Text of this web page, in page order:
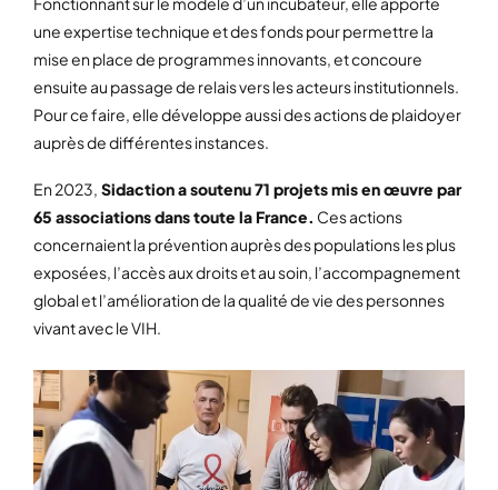
une expertise technique et des fonds pour permettre la
mise en place de programmes innovants, et concoure
ensuite au passage de relais vers les acteurs institutionnels.
Pour ce faire, elle développe aussi des actions de plaidoyer
auprès de différentes instances.
En 2023, Sidaction a soutenu 71 projets mis en œuvre par
65 associations dans toute la France. Ces actions
concernaient la prévention auprès des populations les plus
exposées, l’accès aux droits et au soin, l’accompagnement
global et l’amélioration de la qualité de vie des personnes
vivant avec le VIH.